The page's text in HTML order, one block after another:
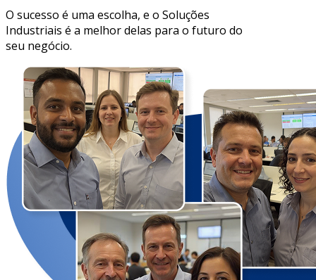
O sucesso é uma escolha, e o Soluções
Industriais é a melhor delas para o futuro do
seu negócio.